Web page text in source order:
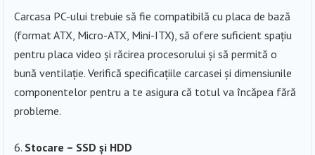
Carcasa PC-ului trebuie să fie compatibilă cu placa de bază
(format ATX, Micro-ATX, Mini-ITX), să ofere suficient spațiu
pentru placa video și răcirea procesorului și să permită o
bună ventilație. Verifică specificațiile carcasei și dimensiunile
componentelor pentru a te asigura că totul va încăpea fără
probleme.
Stocare – SSD și HDD